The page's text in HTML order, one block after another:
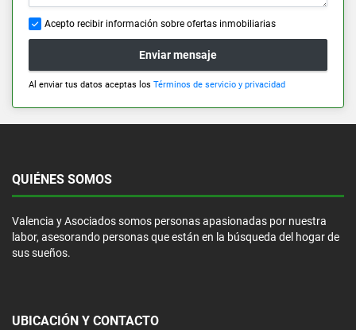
Acepto recibir información sobre ofertas inmobiliarias
Enviar mensaje
Al enviar tus datos aceptas los Términos de servicio y privacidad
QUIÉNES SOMOS
Valencia y Asociados somos personas apasionadas por nuestra
labor, asesorando personas que están en la búsqueda del hogar de
sus sueños.
UBICACIÓN Y CONTACTO